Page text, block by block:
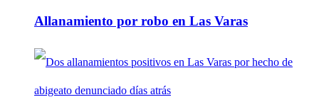
Allanamiento por robo en Las Varas